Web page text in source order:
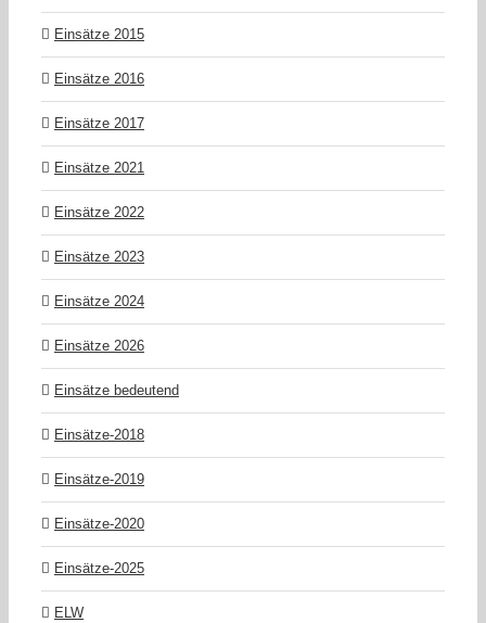
Einsätze 2015
Einsätze 2016
Einsätze 2017
Einsätze 2021
Einsätze 2022
Einsätze 2023
Einsätze 2024
Einsätze 2026
Einsätze bedeutend
Einsätze-2018
Einsätze-2019
Einsätze-2020
Einsätze-2025
ELW